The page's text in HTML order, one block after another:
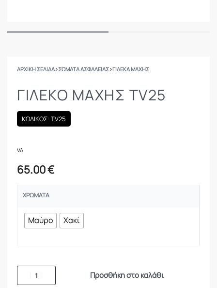
ΑΡΧΙΚΉ ΣΕΛΊΔΑ›ΣΩΜΑΤΑ ΑΣΦΑΛΕΙΑΣ›ΓΙΛΈΚΑ ΜΆΧΗΣ
ΓΙΛΈΚΟ ΜΆΧΗΣ ΤV25
ΚΩΔΙΚΟΣ: TV25
VA
65.00€
ΧΡΏΜΑΤΑ
Μαύρο Χακί
Προσθήκη στο καλάθι